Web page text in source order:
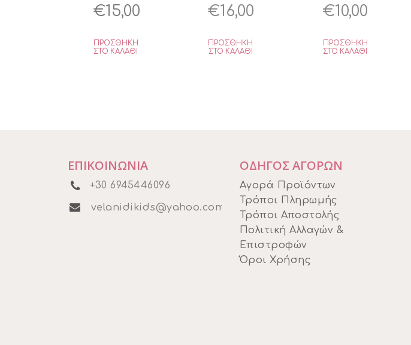
Original
was:
€15,00
ΠΡΟΣΘΉΚΗ
ΣΤΟ ΚΑΛΆΘΙ
€16,00
ΠΡΟΣΘΉΚΗ
ΣΤΟ ΚΑΛΆΘΙ
€10,00
ΠΡΟΣΘΉΚΗ
ΣΤΟ ΚΑΛΆΘΙ
ΕΠΙΚΟΙΝΩΝΙΑ
+30 6945446096
velanidikids@yahoo.com
ΟΔΗΓΟΣ ΑΓΟΡΩΝ
Αγορά Προϊόντων
Τρόποι Πληρωμής
Τρόποι Αποστολής
Πολιτική Αλλαγών &
Επιστροφών
Όροι Χρήσης